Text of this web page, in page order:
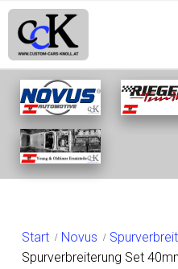
Start Novus
Spurverbreiterung Set